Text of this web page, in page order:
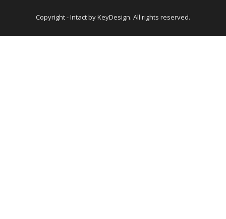
Copyright - Intact by KeyDesign. All rights reserved.